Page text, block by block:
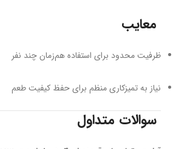
معایب
ظرفیت محدود برای استفاده هم‌زمان چند نفر
نیاز به تمیزکاری منظم برای حفظ کیفیت طعم
سوالات متداول